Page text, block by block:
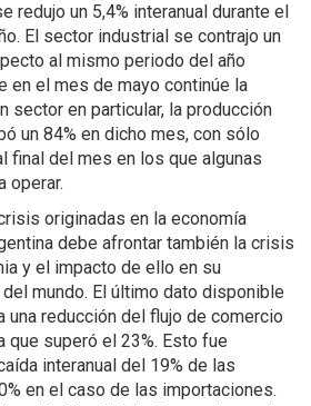
redujo un 5,4% interanual durante el
El sector industrial se contrajo un
al mismo periodo del año
en el mes de mayo continúe la
sector en particular, la producción
un 84% en dicho mes, con sólo
final del mes en los que algunas
operar.
originadas en la economía
debe afrontar también la crisis
y el impacto de ello en su
mundo. El último dato disponible
una reducción del flujo de comercio
que superó el 23%. Esto fue
interanual del 19% de las
en el caso de las importaciones.